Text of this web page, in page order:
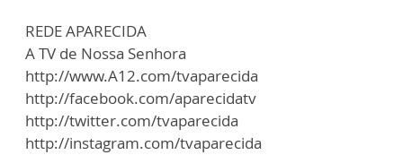
REDE APARECIDA
A TV de Nossa Senhora
http://www.A12.com/tvaparecida
http://facebook.com/aparecidatv
http://twitter.com/tvaparecida
http://instagram.com/tvaparecida